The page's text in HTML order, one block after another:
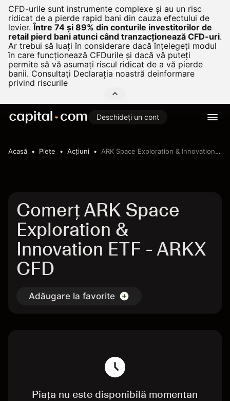
CFD-urile sunt instrumente complexe și au un risc
ridicat de a pierde rapid bani din cauza efectului de
levier. Între 74 și 89% din conturile investitorilor de
retail pierd bani atunci când tranzacționează CFD-uri.
Ar trebui să luați în considerare dacă înțelegeți modul
în care funcționează CFDurile și dacă vă puteți
permite să vă asumați riscul ridicat de a vă pierde
banii. Consultați Declarația noastră deinformare
privind riscurile
Deschideți un cont
Acasă Pieţe Acțiuni ARK Space Exploration & Innovation ETF
Comerț ARK Space
Exploration &
Innovation ETF - ARKX
CFD
Adăugare la favorite
Piața nu este disponibilă momentan